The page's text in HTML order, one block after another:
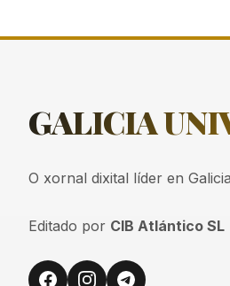
GALICIA
O xornal dixital líder en
Editado por CIB Atlántico SL